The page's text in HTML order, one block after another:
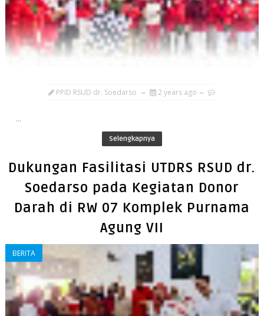
PPID RSUD dr. Soedarso 2 years ago
...
Selengkapnya
Dukungan Fasilitasi UTDRS RSUD dr.
Soedarso pada Kegiatan Donor
Darah di RW 07 Komplek Purnama
Agung VII
BERITA